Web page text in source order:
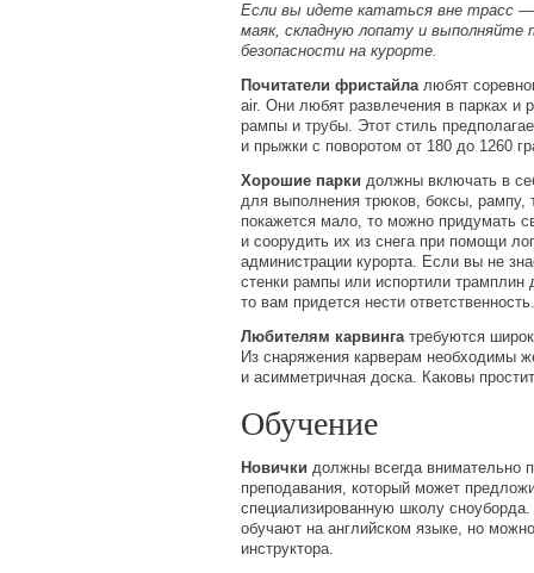
Если вы идете кататься вне трасс —
маяк, складную лопату и выполняйте
безопасности на курорте.
Почитатели фристайлалюбят
air. Они любят развлечения в парках и
рампы и трубы. Этот стиль
и прыжки с поворотом от 180 до 1260
Хорошие парки должны включать в
для выполнения трюков, боксы, рампу,
покажется мало, то можно придумать
и соорудить их из снега при помощи
администрации курорта. Если вы не
стенки рампы или испортили трамплин
то вам придется нести ответственность.
Любителям карвингатребуются
Из снаряжения карверам необходимы
и асимметричная доска. Каковы
Обучение
Новички должны всегда внимательно
преподавания, который может
специализированную школу
обучают на английском языке, но
инструктора.